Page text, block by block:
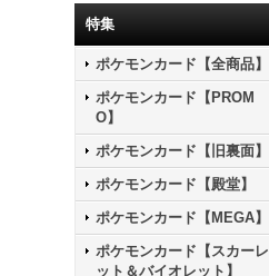
特集
ポケモンカード【全商品】
ポケモンカード【PROM
O】
ポケモンカード【旧裏面】
ポケモンカード【殿堂】
ポケモンカード【MEGA】
ポケモンカード【スカーレ
ット＆バイオレット】